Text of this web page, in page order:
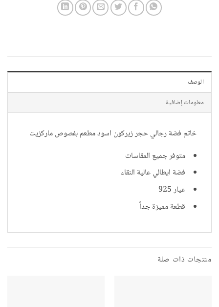
الوصف
معلومات إضافية
خاتم فضة رجالي حجر زيركون اسود مطعم بفصوص ماركزيت
متوفر جميع المقاسات
فضة ايطالي عالية النقاء
عيار 925
قطعة مميزة جداً
منتجات ذات صلة